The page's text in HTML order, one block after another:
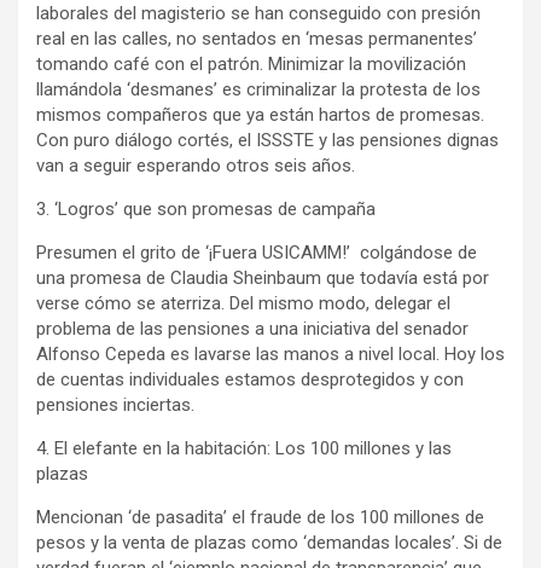
laborales del magisterio se han conseguido con presión
real en las calles, no sentados en ‘mesas permanentes’
tomando café con el patrón. Minimizar la movilización
llamándola ‘desmanes’ es criminalizar la protesta de los
mismos compañeros que ya están hartos de promesas.
Con puro diálogo cortés, el ISSSTE y las pensiones dignas
van a seguir esperando otros seis años.
3. ‘Logros’ que son promesas de campaña
Presumen el grito de ‘¡Fuera USICAMM!’ colgándose de
una promesa de Claudia Sheinbaum que todavía está por
verse cómo se aterriza. Del mismo modo, delegar el
problema de las pensiones a una iniciativa del senador
Alfonso Cepeda es lavarse las manos a nivel local. Hoy los
de cuentas individuales estamos desprotegidos y con
pensiones inciertas.
4. El elefante en la habitación: Los 100 millones y las
plazas
Mencionan ‘de pasadita’ el fraude de los 100 millones de
pesos y la venta de plazas como ‘demandas locales’. Si de